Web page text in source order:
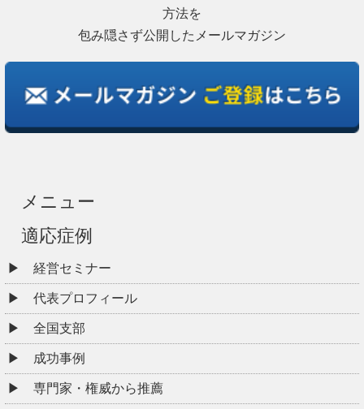
方法を
包み隠さず公開したメールマガジン
メニュー
適応症例
経営セミナー
代表プロフィール
全国支部
成功事例
専門家・権威から推薦